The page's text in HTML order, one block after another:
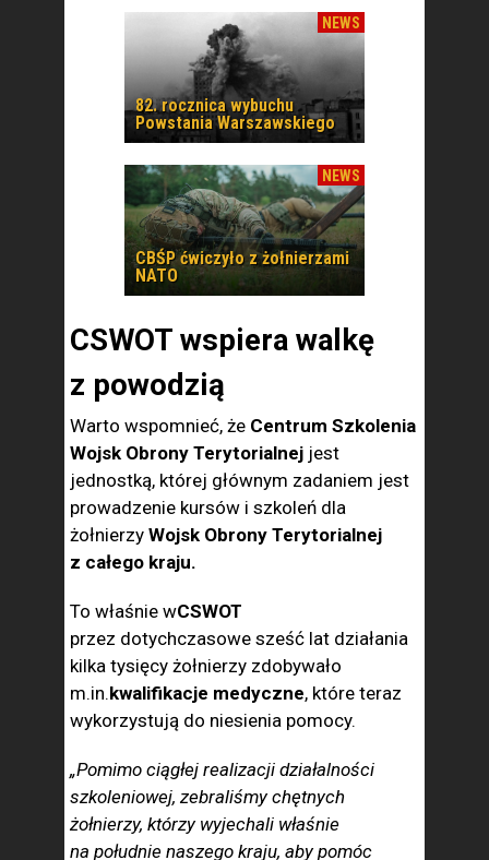
NEWS
82. rocznica wybuchu
Powstania Warszawskiego
NEWS
CBŚP ćwiczyło z żołnierzami
NATO
CSWOT wspiera walkę
z powodzią
Warto wspomnieć, że Centrum Szkolenia
Wojsk Obrony Terytorialnej jest
jednostką, której głównym zadaniem jest
prowadzenie kursów i szkoleń dla
żołnierzy Wojsk Obrony Terytorialnej
z całego kraju.
To właśnie wCSWOT
przez dotychczasowe sześć lat działania
kilka tysięcy żołnierzy zdobywało
m.in.kwalifikacje medyczne, które teraz
wykorzystują do niesienia pomocy.
„Pomimo ciągłej realizacji działalności
szkoleniowej, zebraliśmy chętnych
żołnierzy, którzy wyjechali właśnie
na południe naszego kraju, aby pomóc